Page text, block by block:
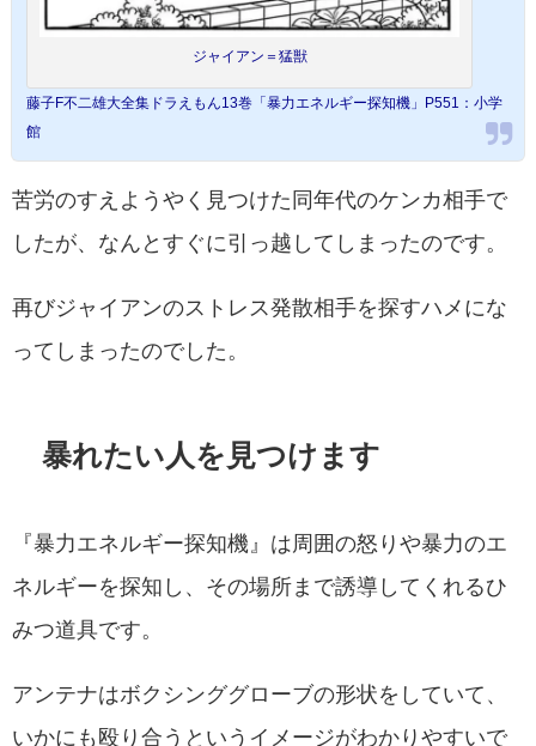
ジャイアン＝猛獣
藤子F不二雄大全集ドラえもん13巻「暴力エネルギー探知機」P551：小学
館
苦労のすえようやく見つけた同年代のケンカ相手で
したが、なんとすぐに引っ越してしまったのです。
再びジャイアンのストレス発散相手を探すハメにな
ってしまったのでした。
暴れたい人を見つけます
『暴力エネルギー探知機』は周囲の怒りや暴力のエ
ネルギーを探知し、その場所まで誘導してくれるひ
みつ道具です。
アンテナはボクシンググローブの形状をしていて、
いかにも殴り合うというイメージがわかりやすいで